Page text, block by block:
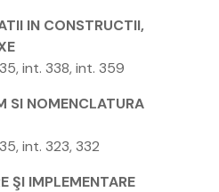
IN CONSTRUCTII,
int. 338, int. 359
SI NOMENCLATURA
int. 323, 332
ŞI IMPLEMENTARE